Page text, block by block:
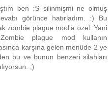
ben :S silinmişmi ne olmuş
görünce hatırladım. :) Bu
zombie plague mod'a özel. Yani
plague mod kullanın
karşına gelen menüde 2 ye
bu ve bunun benzeri silahları
;)